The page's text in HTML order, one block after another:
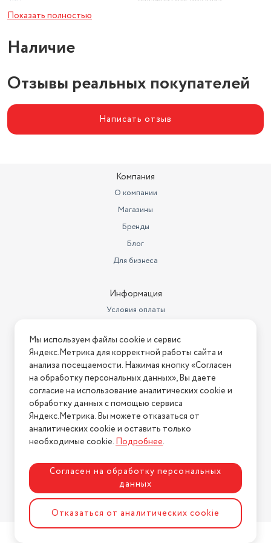
Wi-Fi
Показать полностью
Наличие
Отзывы реальных покупателей
Написать отзыв
Компания
О компании
Магазины
Бренды
Блог
Для бизнеса
Информация
Условия оплаты
Условия возврата
Нашли ошибку на сайте? Напишите нам
2026 © Интернет-магазин "АстМаркет". У нас есть всё!
Политика конфиденциальности
Разработка сайтаASTDESIGN
Мы используем файлы cookie и сервис
Яндекс.Метрика для корректной работы сайта и
анализа посещаемости. Нажимая кнопку «Согласен
на обработку персональных данных», Вы даете
согласие на использование аналитических cookie и
обработку данных с помощью сервиса
Яндекс.Метрика. Вы можете отказаться от
аналитических cookie и оставить только
необходимые cookie.Подробнее.
Согласен на обработку персональных
данных
Отказаться от аналитических cookie